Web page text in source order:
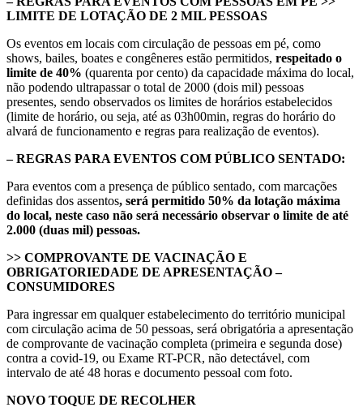
LIMITE DE LOTAÇÃO DE 2 MIL PESSOAS
Os eventos em locais com circulação de pessoas em pé, como
shows, bailes, boates e congêneres estão permitidos, respeitado o
limite de 40% (quarenta por cento) da capacidade máxima do local,
não podendo ultrapassar o total de 2000 (dois mil) pessoas
presentes, sendo observados os limites de horários estabelecidos
(limite de horário, ou seja, até as 03h00min, regras do horário do
alvará de funcionamento e regras para realização de eventos).
– REGRAS PARA EVENTOS COM PÚBLICO SENTADO:
Para eventos com a presença de público sentado, com marcações
definidas dos assentos, será permitido 50% da lotação máxima
do local, neste caso não será necessário observar o limite de até
2.000 (duas mil) pessoas.
>> COMPROVANTE DE VACINAÇÃO E
OBRIGATORIEDADE DE APRESENTAÇÃO –
CONSUMIDORES
Para ingressar em qualquer estabelecimento do território municipal
com circulação acima de 50 pessoas, será obrigatória a apresentação
de comprovante de vacinação completa (primeira e segunda dose)
contra a covid-19, ou Exame RT-PCR, não detectável, com
intervalo de até 48 horas e documento pessoal com foto.
NOVO TOQUE DE RECOLHER